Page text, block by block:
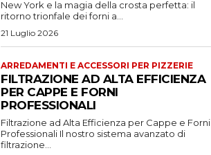
New York e la magia della crosta perfetta: il
ritorno trionfale dei forni a...
21 Luglio 2026
ARREDAMENTI E ACCESSORI PER PIZZERIE
FILTRAZIONE AD ALTA EFFICIENZA
PER CAPPE E FORNI
PROFESSIONALI
Filtrazione ad Alta Efficienza per Cappe e Forni
Professionali Il nostro sistema avanzato di
filtrazione...